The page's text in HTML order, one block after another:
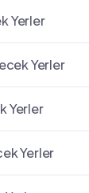
Yerler
Yerler
Yerler
Yerler